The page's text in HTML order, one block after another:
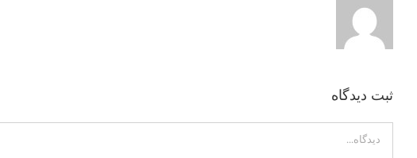
ثبت ديدگاه